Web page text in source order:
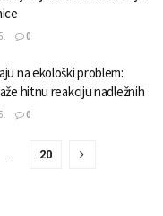
0
na ekološki problem:
hitnu reakciju nadležnih
0
… 20